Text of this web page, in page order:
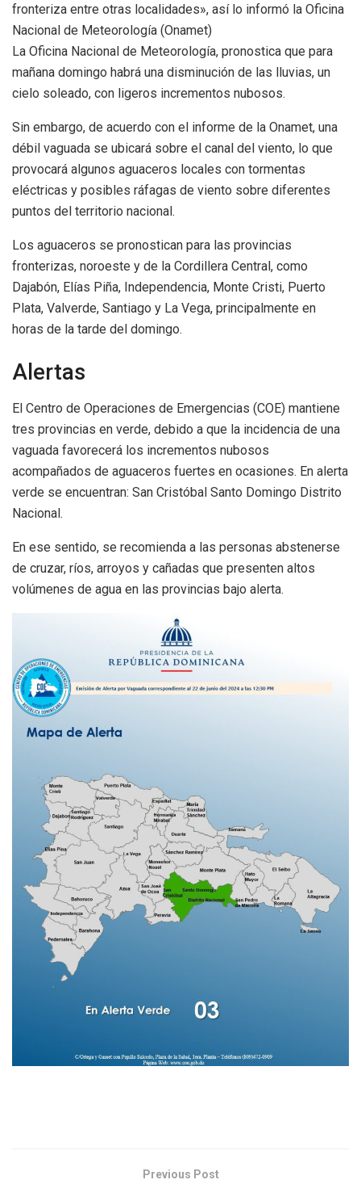
fronteriza entre otras localidades», así lo informó la Oficina
Nacional de Meteorología (Onamet)
La Oficina Nacional de Meteorología, pronostica que para
mañana domingo habrá una disminución de las lluvias, un
cielo soleado, con ligeros incrementos nubosos.
Sin embargo, de acuerdo con el informe de la Onamet, una
débil vaguada se ubicará sobre el canal del viento, lo que
provocará algunos aguaceros locales con tormentas
eléctricas y posibles ráfagas de viento sobre diferentes
puntos del territorio nacional.
Los aguaceros se pronostican para las provincias
fronterizas, noroeste y de la Cordillera Central, como
Dajabón, Elías Piña, Independencia, Monte Cristi, Puerto
Plata, Valverde, Santiago y La Vega, principalmente en
horas de la tarde del domingo.
Alertas
El Centro de Operaciones de Emergencias (COE) mantiene
tres provincias en verde, debido a que la incidencia de una
vaguada favorecerá los incrementos nubosos
acompañados de aguaceros fuertes en ocasiones. En alerta
verde se encuentran: San Cristóbal Santo Domingo Distrito
Nacional.
En ese sentido, se recomienda a las personas abstenerse
de cruzar, ríos, arroyos y cañadas que presenten altos
volúmenes de agua en las provincias bajo alerta.
Previous Post